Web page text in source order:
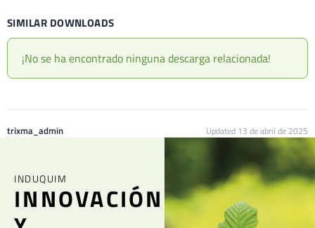
SIMILAR DOWNLOADS
¡No se ha encontrado ninguna descarga relacionada!
trixma_admin Updated 13 de abril de 2025
INDUQUIM
INNOVACIÓN